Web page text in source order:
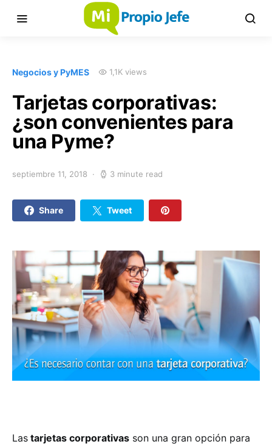
Negocios y PyMES 1,1K views
Tarjetas corporativas:
¿son convenientes para
una Pyme?
septiembre 11, 2018 3 minute read
Share Tweet
Las tarjetas corporativas son una gran opción para